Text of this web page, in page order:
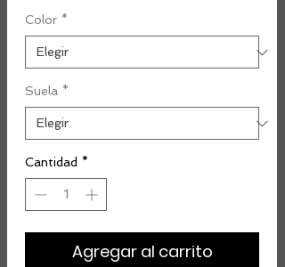
Color *
Suela *
Cantidad *
Agregar al carrito